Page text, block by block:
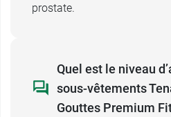
prostate.
Quel est le niveau
sous-vêtements
Gouttes Premium